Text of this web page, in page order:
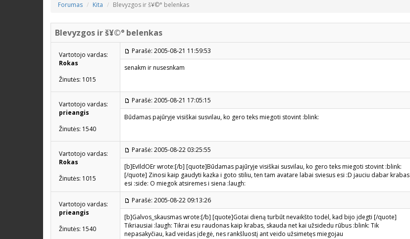
Forumas Kita Blevyzgos ir š¥©° belenkas
Blevyzgos ir š¥©° belenkas
Vartotojo vardas:
Rokas
Žinutės: 1015
Parašė: 2005-08-21 11:59:53
senakm ir nusesnkam
Vartotojo vardas:
prieangis
Žinutės: 1540
Parašė: 2005-08-21 17:05:15
Būdamas pajūryje visiškai susvilau, ko gero teks miegoti stovint :blink:
Vartotojo vardas:
Rokas
Žinutės: 1015
Parašė: 2005-08-22 03:25:55
[b]EvIldOEr wrote:[/b] [quote]Būdamas pajūryje visiškai susvilau, ko gero teks miegoti stovint :blink:
[/quote] Zinosi kaip gaudyti kazka i goto stiliu, ten tam avatare labai sviesus esi :D jauciu dabar krabas
esi :side: O miegok atsiremes i siena :laugh:
Vartotojo vardas:
prieangis
Žinutės: 1540
Parašė: 2005-08-22 09:13:26
[b]Galvos_skausmas wrote:[/b] [quote]Gotai dieną turbūt nevaikšto todėl, kad bijo įdegti [/quote]
Tikriausiai :laugh: Tikrai esu raudonas kaip krabas, skauda net kai užsidedu rūbus :blink: Tik
nepasakyčiau, kad veidas įdegė, nes rankšluostį ant veido užsimetęs miegojau